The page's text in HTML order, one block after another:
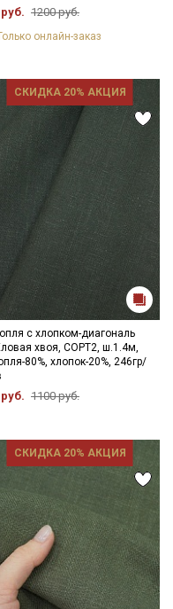
1200 руб.
онлайн-заказ
СКИДКА 20% АКЦИЯ
с хлопком-диагональ
хвоя, СОРТ2, ш.1.4м,
80%, хлопок-20%, 246гр/
1100 руб.
СКИДКА 20% АКЦИЯ